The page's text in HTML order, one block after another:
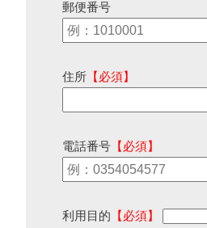
郵便番号
住所 【必須】
電話番号 【必須】
利用目的 【必須】